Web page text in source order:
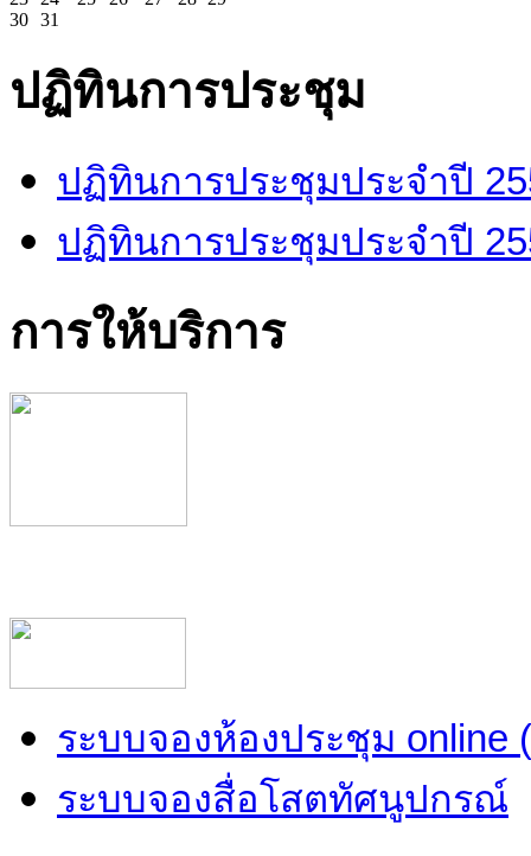
30 31
ปฏิทินการประชุม
ปฏิทินการประชุมประจำปี
ปฏิทินการประชุมประจำปี
การให้บริการ
ระบบจองห้องประชุม online
ระบบจองสื่อโสตทัศนูปกรณ์